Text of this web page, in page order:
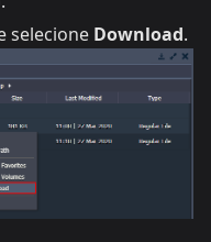
selecione Download.